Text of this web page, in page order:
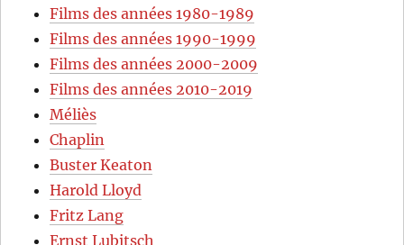
Films des années 1980-1989
Films des années 1990-1999
Films des années 2000-2009
Films des années 2010-2019
Méliès
Chaplin
Buster Keaton
Harold Lloyd
Fritz Lang
Ernst Lubitsch